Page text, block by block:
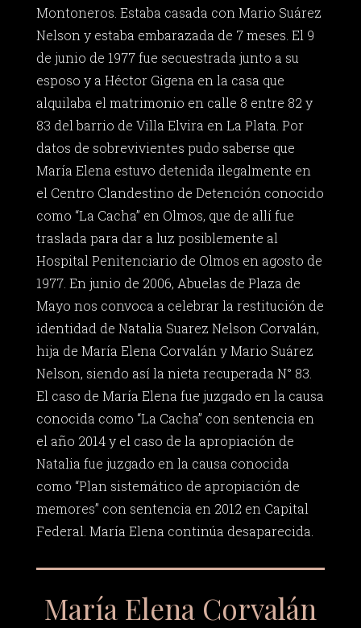
Montoneros. Estaba casada con Mario Suárez
Nelson y estaba embarazada de 7 meses. El 9
de junio de 1977 fue secuestrada junto a su
esposo y a Héctor Gigena en la casa que
alquilaba el matrimonio en calle 8 entre 82 y
83 del barrio de Villa Elvira en La Plata. Por
datos de sobrevivientes pudo saberse que
María Elena estuvo detenida ilegalmente en
el Centro Clandestino de Detención conocido
como “La Cacha” en Olmos, que de allí fue
traslada para dar a luz posiblemente al
Hospital Penitenciario de Olmos en agosto de
1977. En junio de 2006, Abuelas de Plaza de
Mayo nos convoca a celebrar la restitución de
identidad de Natalia Suarez Nelson Corvalán,
hija de María Elena Corvalán y Mario Suárez
Nelson, siendo así la nieta recuperada N° 83.
El caso de María Elena fue juzgado en la causa
conocida como “La Cacha” con sentencia en
el año 2014 y el caso de la apropiación de
Natalia fue juzgado en la causa conocida
como “Plan sistemático de apropiación de
memores” con sentencia en 2012 en Capital
Federal. María Elena continúa desaparecida.
María Elena Corvalán